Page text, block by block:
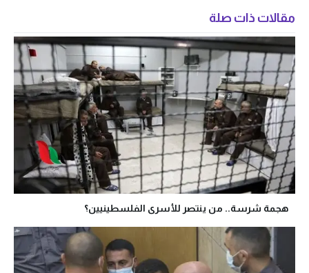
مقالات ذات صلة
هجمة شرسة.. من ينتصر للأسرى الفلسطينيين؟